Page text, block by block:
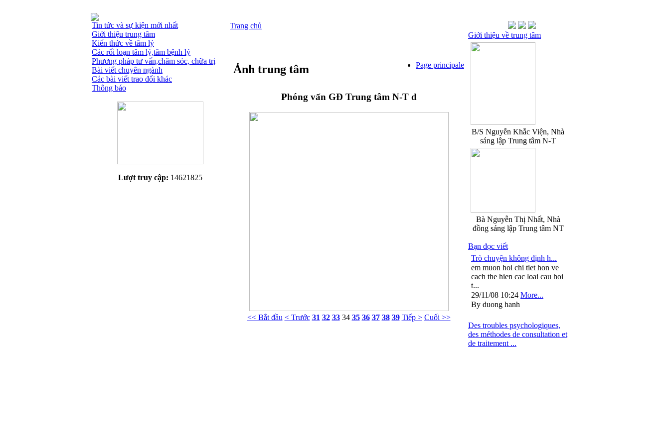
Tin tức và sự kiện mới nhất
Giới thiệu trung tâm
Kiến thức về tâm lý
Các rối loạn tâm lý,tâm bệnh lý
Phương pháp tư vấn,chăm sóc, chữa trị
Bài viết chuyên ngành
Các bài viết trao đổi khác
Thông báo
Lượt truy cập: 14621825
Trang chủ
Page principale
Ảnh trung tâm
Phóng vấn GĐ Trung tâm N-T d
<< Bắt đầu < Trước 31 32 33 34 35 36 37 38 39 Tiếp > Cuối >>
Giới thiệu về trung tâm
B/S Nguyễn Khắc Viện, Nhà
sáng lập Trung tâm N-T
Bà Nguyễn Thị Nhất, Nhà
đồng sáng lập Trung tâm NT
Bạn đọc viết
Trò chuyện không định h...
em muon hoi chi tiet hon ve
cach the hien cac loai cau hoi
t...
29/11/08 10:24 More...
By duong hanh
Des troubles psychologiques,
des méthodes de consultation et
de traitement ...